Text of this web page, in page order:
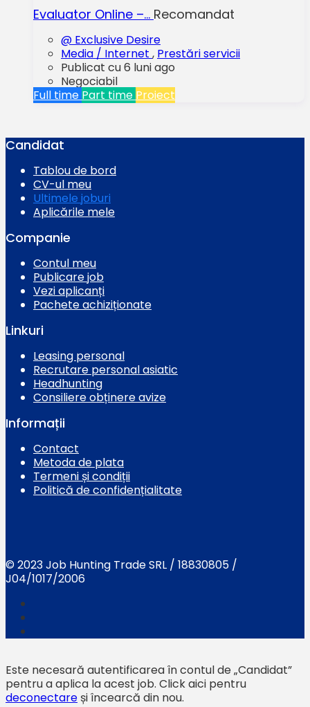
Evaluator Online –… Recomandat
@ Exclusive Desire
Media / Internet , Prestări servicii
Publicat cu 6 luni ago
Negociabil
Full time Part time Proiect
Candidat
Tablou de bord
CV-ul meu
Ultimele joburi
Aplicările mele
Companie
Contul meu
Publicare job
Vezi aplicanți
Pachete achiziționate
Linkuri
Leasing personal
Recrutare personal asiatic
Headhunting
Consiliere obținere avize
Informații
Contact
Metoda de plata
Termeni și condiții
Politică de confidențialitate
© 2023 Job Hunting Trade SRL / 18830805 /
J04/1017/2006
Este necesară autentificarea în contul de „Candidat”
pentru a aplica la acest job. Click aici pentru
deconectare și încearcă din nou.